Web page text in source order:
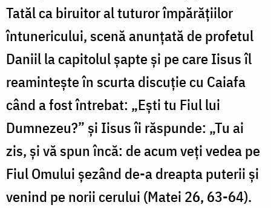
Tatăl ca biruitor al tuturor împărățiilor
întunericului, scenă anunțată de profetul
Daniil la capitolul șapte și pe care Iisus îl
reamintește în scurta discuție cu Caiafa
când a fost întrebat: „Ești tu Fiul lui
Dumnezeu?” și Iisus îi răspunde: „Tu ai
zis, și vă spun încă: de acum veți vedea pe
Fiul Omului șezând de-a dreapta puterii și
venind pe norii cerului (Matei 26, 63-64).